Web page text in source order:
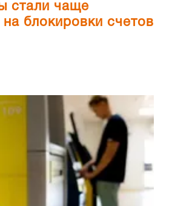
стали чаще
блокировки счетов